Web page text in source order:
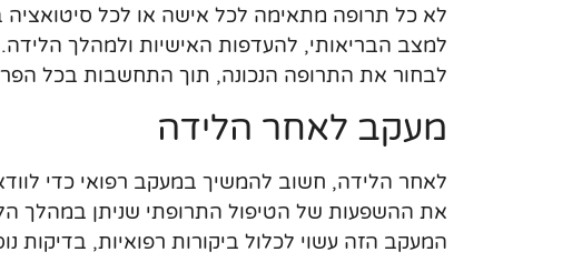
לא כל תרופה מתאימה לכל אישה או לכל
למצב הבריאותי, להעדפות האישיות ולמהלך
לבחור את התרופה הנכונה, תוך התחשבות בכל
מעקב לאחר הלידה
לאחר הלידה, חשוב להמשיך במעקב רפואי כדי
את ההשפעות של הטיפול התרופתי שניתן במהלך
המעקב הזה עשוי לכלול ביקורות רפואיות, בדיקות